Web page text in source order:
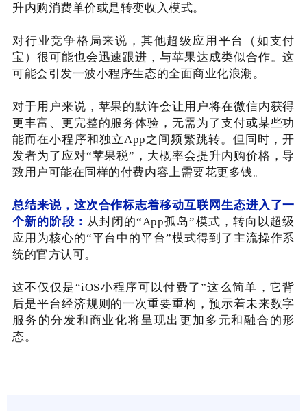
升内购消费单价或是转变收入模式。
对行业竞争格局来说，其他超级应用平台（如支付
宝）很可能也会迅速跟进，与苹果达成类似合作。这
可能会引发一波小程序生态的全面商业化浪潮。
对于用户来说，苹果的默许会让用户将在微信内获得
更丰富、更完整的服务体验，无需为了支付或某些功
能而在小程序和独立App之间频繁跳转。但同时，开
发者为了应对“苹果税”，大概率会提升内购价格，导
致用户可能在同样的付费内容上需要花更多钱。
总结来说，这次合作标志着移动互联网生态进入了一
个新的阶段： 从封闭的“App孤岛”模式，转向以超级
应用为核心的“平台中的平台”模式得到了主流操作系
统的官方认可。
这不仅仅是“iOS小程序可以付费了”这么简单，它背
后是平台经济规则的一次重要重构，预示着未来数字
服务的分发和商业化将呈现出更加多元和融合的形
态。